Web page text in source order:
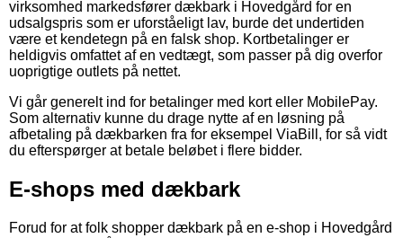
virksomhed markedsfører dækbark i Hovedgård for en
udsalgspris som er uforståeligt lav, burde det undertiden
være et kendetegn på en falsk shop. Kortbetalinger er
heldigvis omfattet af en vedtægt, som passer på dig overfor
uoprigtige outlets på nettet.
Vi går generelt ind for betalinger med kort eller MobilePay.
Som alternativ kunne du drage nytte af en løsning på
afbetaling på dækbarken fra for eksempel ViaBill, for så vidt
du efterspørger at betale beløbet i flere bidder.
E-shops med dækbark
Forud for at folk shopper dækbark på en e-shop i Hovedgård